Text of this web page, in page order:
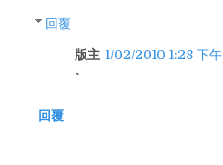
回覆
版主 1/02/2010 1:28 下午
回覆